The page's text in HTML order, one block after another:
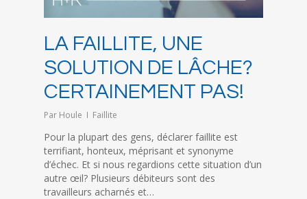
LA FAILLITE, UNE
SOLUTION DE LÂCHE?
CERTAINEMENT PAS!
Par Houle Faillite
Pour la plupart des gens, déclarer faillite est
terrifiant, honteux, méprisant et synonyme
d’échec. Et si nous regardions cette situation d’un
autre œil? Plusieurs débiteurs sont des
travailleurs acharnés et…